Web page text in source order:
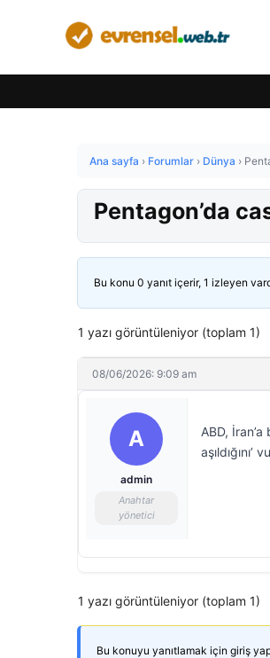
Ana sayfa › Forumlar › Dünya ›
Pentagon’da
Bu konu 0 yanıt içerir, 1 izleyen
1 yazı görüntüleniyor (toplam 1)
08/06/2026: 9:09 am
A
admin
Anahtar
yönetici
ABD,
1 yazı görüntüleniyor (toplam 1)
Bu konuyu yanıtlamak için giriş